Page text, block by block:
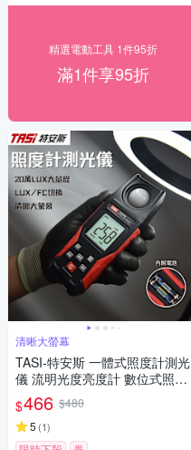
精選電動工具 1件95折
滿1件享95折
清晰大螢幕
TASI-特安斯 一體式照度計測光
儀 流明光度亮度計 數位式照度
$466 $480
5 (1)